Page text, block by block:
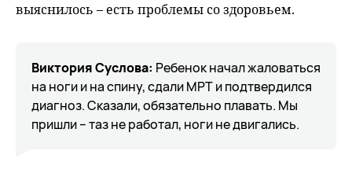
выяснилось – есть проблемы со здоровьем.
Виктория Суслова: Ребенок начал жаловаться
на ноги и на спину, сдали МРТ и подтвердился
диагноз. Сказали, обязательно плавать. Мы
пришли – таз не работал, ноги не двигались.